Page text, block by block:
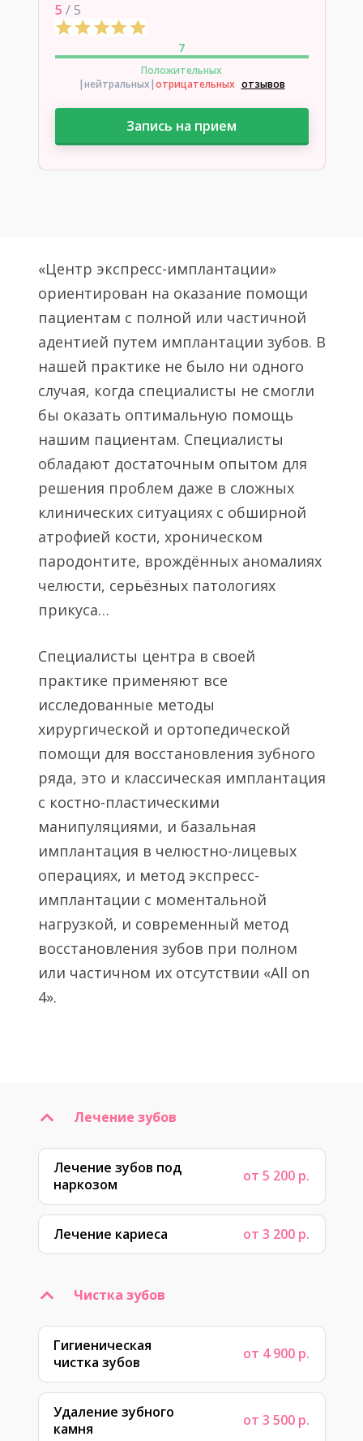
5 / 5
7
Положительных
|нейтральных|отрицательных отзывов
Запись на прием
«Центр экспресс-имплантации»
ориентирован на оказание помощи
пациентам с полной или частичной
адентией путем имплантации зубов. В
нашей практике не было ни одного
случая, когда специалисты не смогли
бы оказать оптимальную помощь
нашим пациентам. Специалисты
обладают достаточным опытом для
решения проблем даже в сложных
клинических ситуациях с обширной
атрофией кости, хроническом
пародонтите, врождённых аномалиях
челюсти, серьёзных патологиях
прикуса…
Специалисты центра в своей
практике применяют все
исследованные методы
хирургической и ортопедической
помощи для восстановления зубного
ряда, это и классическая имплантация
с костно-пластическими
манипуляциями, и базальная
имплантация в челюстно-лицевых
операциях, и метод экспресс-
имплантации с моментальной
нагрузкой, и современный метод
восстановления зубов при полном
или частичном их отсутствии «All on
4».
Лечение зубов
Лечение зубов под
наркозом
от 5 200 р.
Лечение кариеса от 3 200 р.
Чистка зубов
Гигиеническая
чистка зубов
от 4 900 р.
Удаление зубного
камня
от 3 500 р.